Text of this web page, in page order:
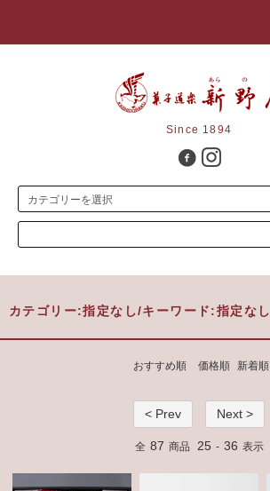
Since 1894
カテゴリー:指定なし/キーワード:指定なし
おすすめ順 価格順 新着順
< Prev Next >
全 87 商品 25 - 36 表示